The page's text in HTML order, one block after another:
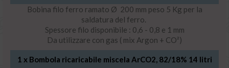
Bobina filo ferro ramato Ø 200 mm peso 5 Kg per la
saldatura del ferro.
Spessore filo disponibile : 0,6 - 0,8 e 1 mm
Da utilizzare con gas ( mix Argon + CO²)
1 x Bombola ricaricabile miscela ArCO2, 82/18% 14 litri